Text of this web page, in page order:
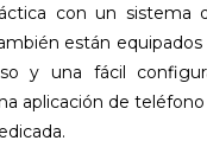
con un sistema
están
y una fácil
aplicación de